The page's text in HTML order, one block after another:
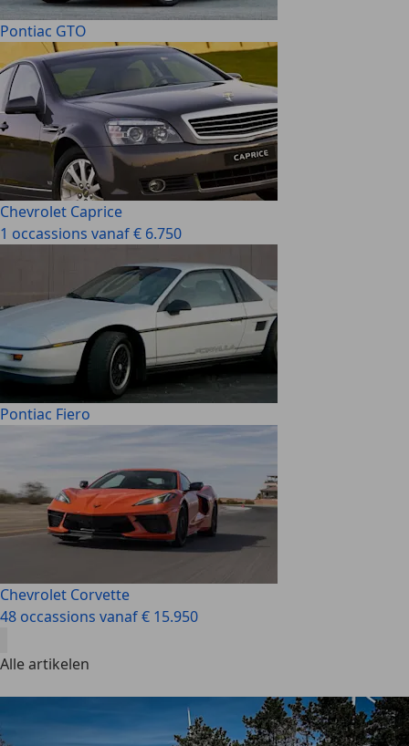
Pontiac GTO
Chevrolet Caprice
1 occassions vanaf € 6.750
Pontiac Fiero
Chevrolet Corvette
48 occassions vanaf € 15.950
Alle artikelen